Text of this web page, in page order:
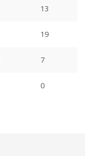
13
19
7
0